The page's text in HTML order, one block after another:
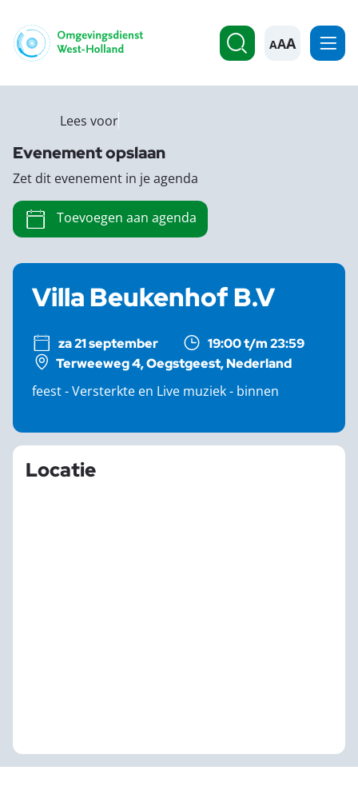
A
Villa Beukenhof B.V
za 21 september
19:00 t/m 23:59
Terweeweg 4, Oegstgeest, Nederland
feest - Versterkte en Live muziek - binnen
Locatie
Lees voor
Evenement opslaan
Zet dit evenement in je agenda
Toevoegen aan agenda